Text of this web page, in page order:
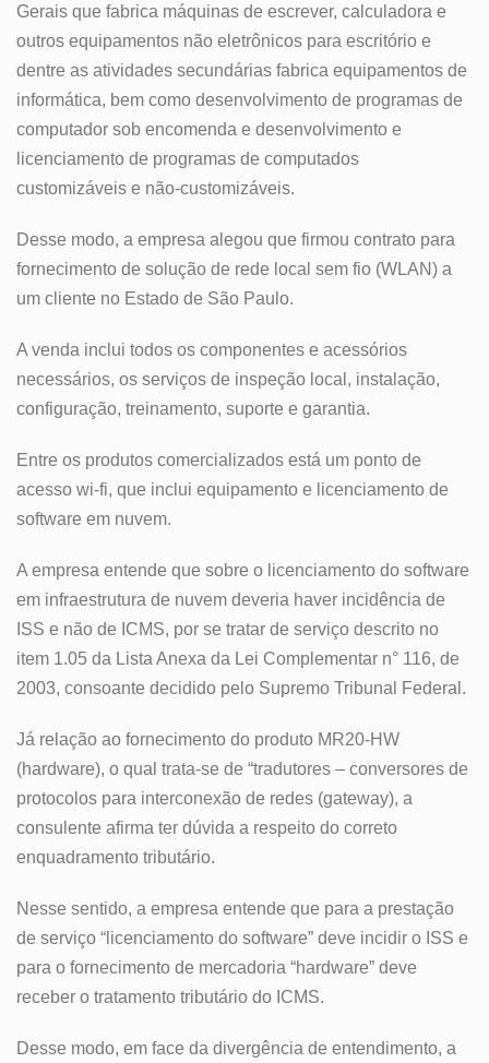
Gerais que fabrica máquinas de escrever, calculadora e
outros equipamentos não eletrônicos para escritório e
dentre as atividades secundárias fabrica equipamentos de
informática, bem como desenvolvimento de programas de
computador sob encomenda e desenvolvimento e
licenciamento de programas de computados
customizáveis e não-customizáveis.
Desse modo, a empresa alegou que firmou contrato para
fornecimento de solução de rede local sem fio (WLAN) a
um cliente no Estado de São Paulo.
A venda inclui todos os componentes e acessórios
necessários, os serviços de inspeção local, instalação,
configuração, treinamento, suporte e garantia.
Entre os produtos comercializados está um ponto de
acesso wi-fi, que inclui equipamento e licenciamento de
software em nuvem.
A empresa entende que sobre o licenciamento do software
em infraestrutura de nuvem deveria haver incidência de
ISS e não de ICMS, por se tratar de serviço descrito no
item 1.05 da Lista Anexa da Lei Complementar n° 116, de
2003, consoante decidido pelo Supremo Tribunal Federal.
Já relação ao fornecimento do produto MR20-HW
(hardware), o qual trata-se de “tradutores – conversores de
protocolos para interconexão de redes (gateway), a
consulente afirma ter dúvida a respeito do correto
enquadramento tributário.
Nesse sentido, a empresa entende que para a prestação
de serviço “licenciamento do software” deve incidir o ISS e
para o fornecimento de mercadoria “hardware” deve
receber o tratamento tributário do ICMS.
Desse modo, em face da divergência de entendimento, a